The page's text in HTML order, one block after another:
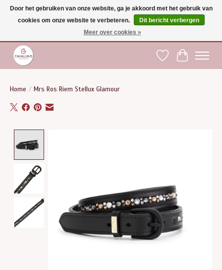
Gratis verzending vanaf €75 binnen BE - vanaf €100 naar EU | Voor 17:00 besteld is
dezelfde dag verzonden | Klantendienst: +32 (0)51 21 27 00 |
Verlanglijst
Home / Mrs Ros Riem Stellux Glamour
Door het gebruiken van onze website, ga je akkoord met het gebruik van
cookies om onze website te verbeteren.
Dit bericht verbergen
Meer over cookies »